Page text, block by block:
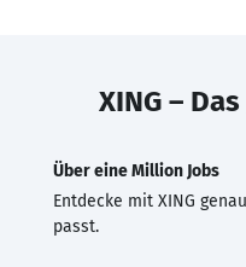
XING –
Über eine Million Jobs
Entdecke mit XING
passt.